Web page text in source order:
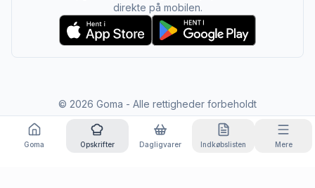
direkte på mobilen.
© 2026 Goma - Alle rettigheder forbeholdt
Goma Opskrifter Dagligvarer Indkøbslisten Mere